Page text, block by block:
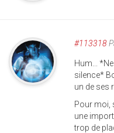
#113318
Hum...
silence*
un de ses
Pour moi,
une
trop de